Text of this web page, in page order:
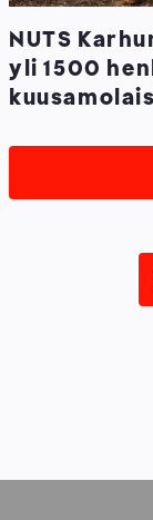
NUTS
yli 1500